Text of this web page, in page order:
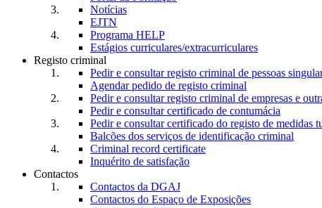
Notícias
EJTN
Programa HELP
Estágios curriculares/extracurriculares
Registo criminal
Pedir e consultar registo criminal de pessoas
Agendar pedido de registo criminal
Pedir e consultar registo criminal de empresas e
Pedir e consultar certificado de contumácia
Pedir e consultar certificado do registo de medidas
Balcões dos serviços de identificação criminal
Criminal record certificate
Inquérito de satisfação
Contactos
Contactos da DGAJ
Contactos do Espaço de Exposições